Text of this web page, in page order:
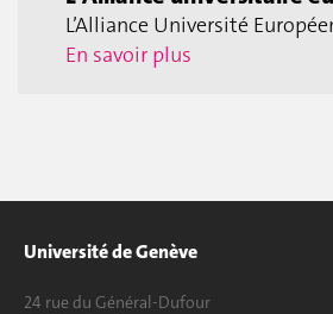
L’Alliance Université
En savoir plus
Université de Genève
24 rue du Général-Dufour